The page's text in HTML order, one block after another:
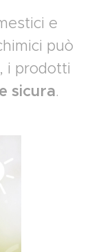
e
può
i prodotti
sicura.